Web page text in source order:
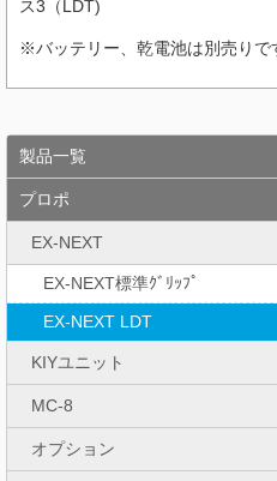
ス3（LDT)
※バッテリー、乾電池は別売りで
製品一覧
プロポ
EX-NEXT
EX-NEXT標準ｸﾞﾘｯﾌﾟ
EX-NEXT LDT
KIYユニット
MC-8
オプション